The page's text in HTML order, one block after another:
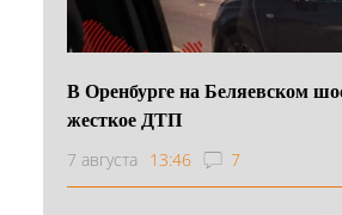
В Оренбурге на Беляевском
жесткое ДТП
7 августа 13:46 7